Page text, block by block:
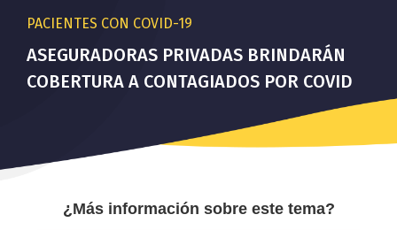
PACIENTES CON COVID-19
ASEGURADORAS PRIVADAS BRINDARÁN
COBERTURA A CONTAGIADOS POR COVID
¿Más información sobre este tema?